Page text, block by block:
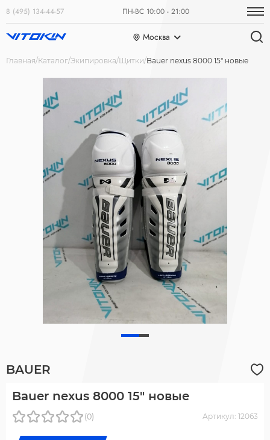
8 (495) 134-44-57 ПН-ВС 10:00 - 21:00
Москва
Главная Каталог Экипировка Щитки Bauer nexus 8000 15" новые
BAUER
Bauer nexus 8000 15" новые
(0) Артикул: 12063